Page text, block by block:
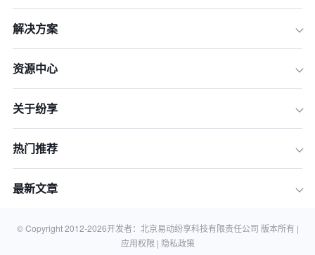
解决方案
资源中心
关于纷享
热门推荐
最新文章
© Copyright 2012-2026开发者：北京易动纷享科技有限责任公司 版本所有 |
应用权限 | 隐私政策